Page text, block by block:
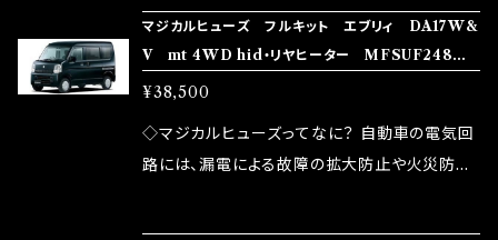
など、これらの効果は、タウンユースだけでなく、
モータースポーツシーンでの実証実験の上、 製
品化を果たしております。
ズが、マジカルヒューズになります。 ◇マジカル
ヒューズの効果 マジカルヒューズは放電防止効
果・接触抵抗低減効果により、このような効果を
発揮します。 ・アクセルレスポンスの向上 ・アイ
ドリング安定化（静粛性UP） ・ターボ車のターボ
路として、各回路への電力供給を行っています。
しかし、ヒューズには拭い去れない欠点があり
ます。 1.溶接回路であるため、配線と比較し抵抗
が大きい。 2.金属部分が露出している為、空気
中に漏電してしまう。 3.金属プレートが接触する
マジカルヒューズ フルキット エブリィ DA17W&
V mt 4WD hid・リヤヒーター MFSUF248 3
5個
¥38,500
◇マジカルヒューズってなに？ 自動車の電気回
路には、漏電による故障の拡大防止や火災防止